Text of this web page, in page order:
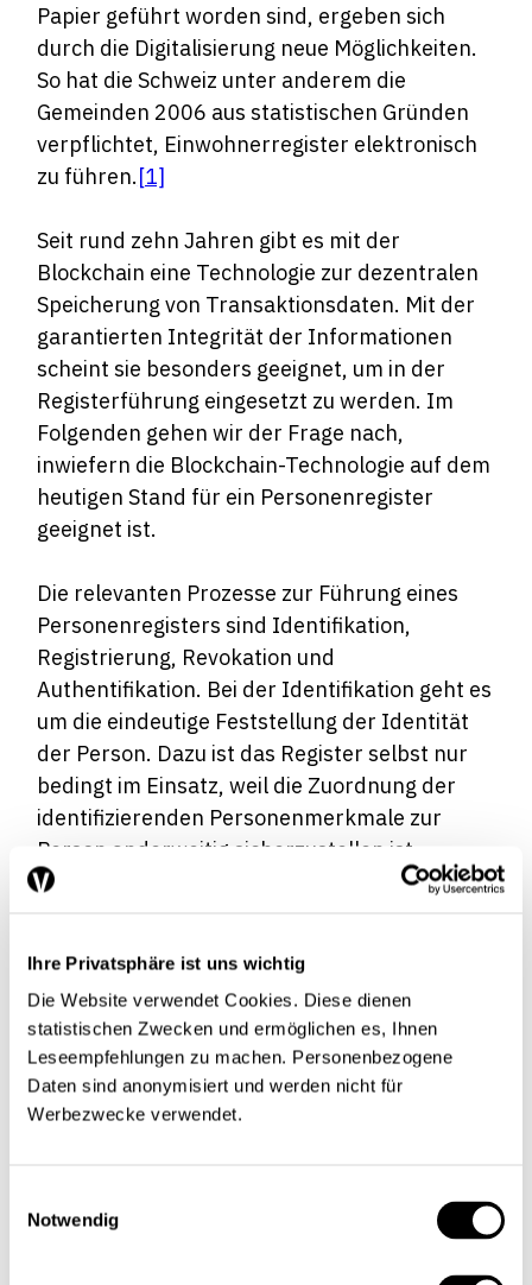
Ihre Privatsphäre ist uns wichtig
Die Website verwendet Cookies. Diese dienen
statistischen Zwecken und ermöglichen es, Ihnen
Leseempfehlungen zu machen. Personenbezogene
Daten sind anonymisiert und werden nicht für
Werbezwecke verwendet.
Notwendig
Papier geführt worden sind, ergeben sich
durch die Digitalisierung neue Möglichkeiten.
So hat die Schweiz unter anderem die
Gemeinden 2006 aus statistischen Gründen
verpflichtet, Einwohnerregister elektronisch
zu führen.[1]
Seit rund zehn Jahren gibt es mit der
Blockchain eine Technologie zur dezentralen
Speicherung von Transaktionsdaten. Mit der
garantierten Integrität der Informationen
scheint sie besonders geeignet, um in der
Registerführung eingesetzt zu werden. Im
Folgenden gehen wir der Frage nach,
inwiefern die Blockchain-Technologie auf dem
heutigen Stand für ein Personenregister
geeignet ist.
Die relevanten Prozesse zur Führung eines
Personenregisters sind Identifikation,
Registrierung, Revokation und
Authentifikation. Bei der Identifikation geht es
um die eindeutige Feststellung der Identität
der Person. Dazu ist das Register selbst nur
bedingt im Einsatz, weil die Zuordnung der
identifizierenden Personenmerkmale zur
Person anderweitig sicherzustellen ist.
Wichtig ist, dass über die Person genügend
von den bisherigen und wenn möglich von
allen künftigen Einträgen genügend
differenzieren. Bei einer späteren Re-
Identifikation soll Sicherheit bestehen, dass
es sich um dieselbe Person handelt.
eingetragen. Typischerweise wird nach der